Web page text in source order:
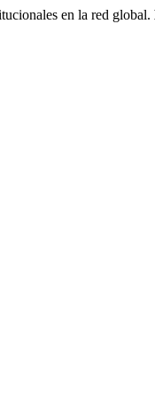
en la red global.